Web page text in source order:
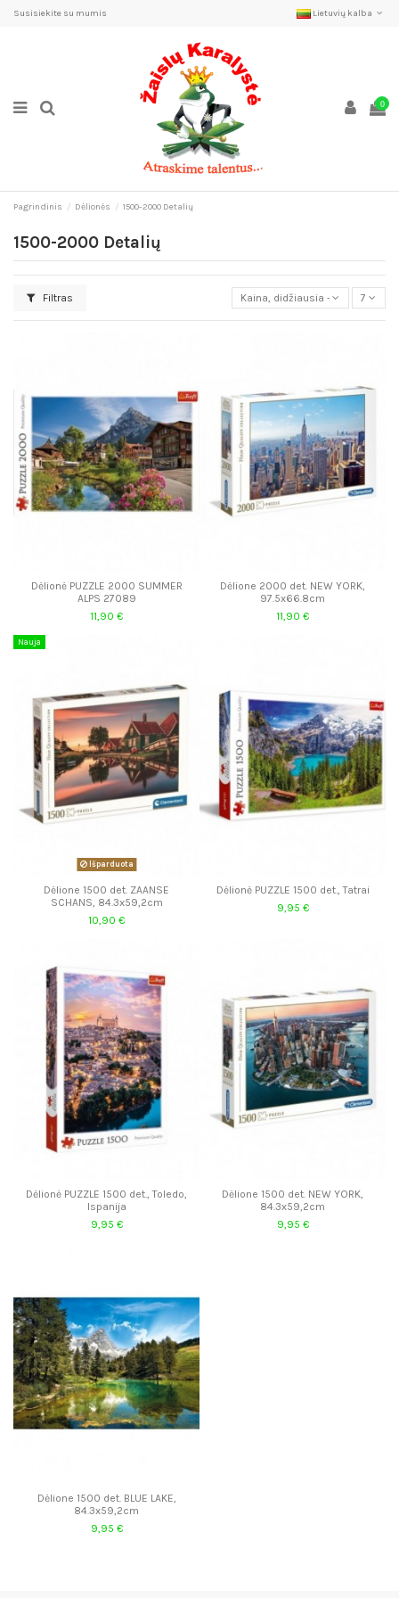
Susisiekite su mumis Lietuvių kalba
0
Pagrindinis Dėlionės 1500-2000 Detalių
1500-2000 Detalių
Filtras Kaina, didžiausia - mažiausia
7
Dėlionė PUZZLE 2000 SUMMER
ALPS 27089
11,90 €
Dėlione 2000 det. NEW YORK,
97.5x66.8cm
11,90 €
Nauja
Išparduota
Dėlione 1500 det. ZAANSE
SCHANS, 84.3x59,2cm
10,90 €
Dėlionė PUZZLE 1500 det., Tatrai
9,95 €
Dėlionė PUZZLE 1500 det., Toledo,
Ispanija
9,95 €
Dėlione 1500 det. NEW YORK,
84.3x59,2cm
9,95 €
Dėlione 1500 det. BLUE LAKE,
84.3x59,2cm
9,95 €